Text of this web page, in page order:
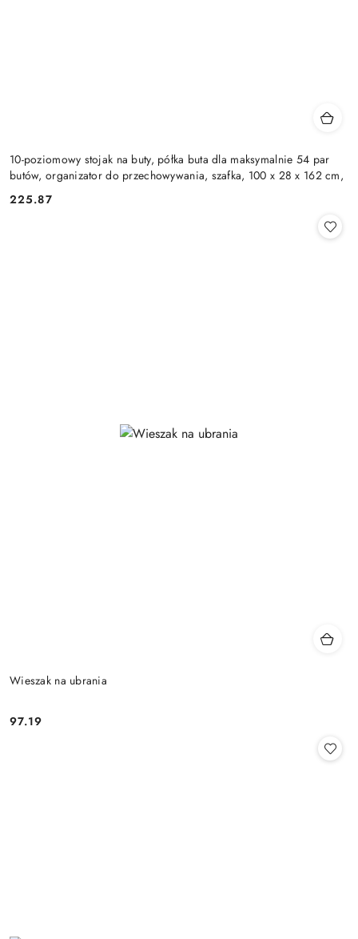
10-poziomowy stojak na buty, półka buta dla maksymalnie 54 par
butów, organizator do przechowywania, szafka, 100 x 28 x 162 cm,
Cena:
225.87
Wieszak na ubrania
Cena:
97.19